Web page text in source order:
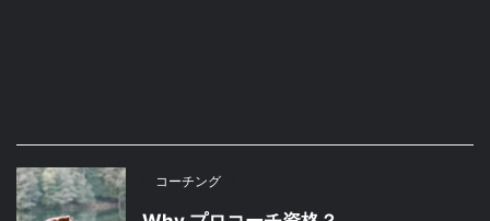
コーチング